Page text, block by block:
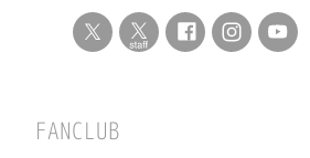
FANCLUB